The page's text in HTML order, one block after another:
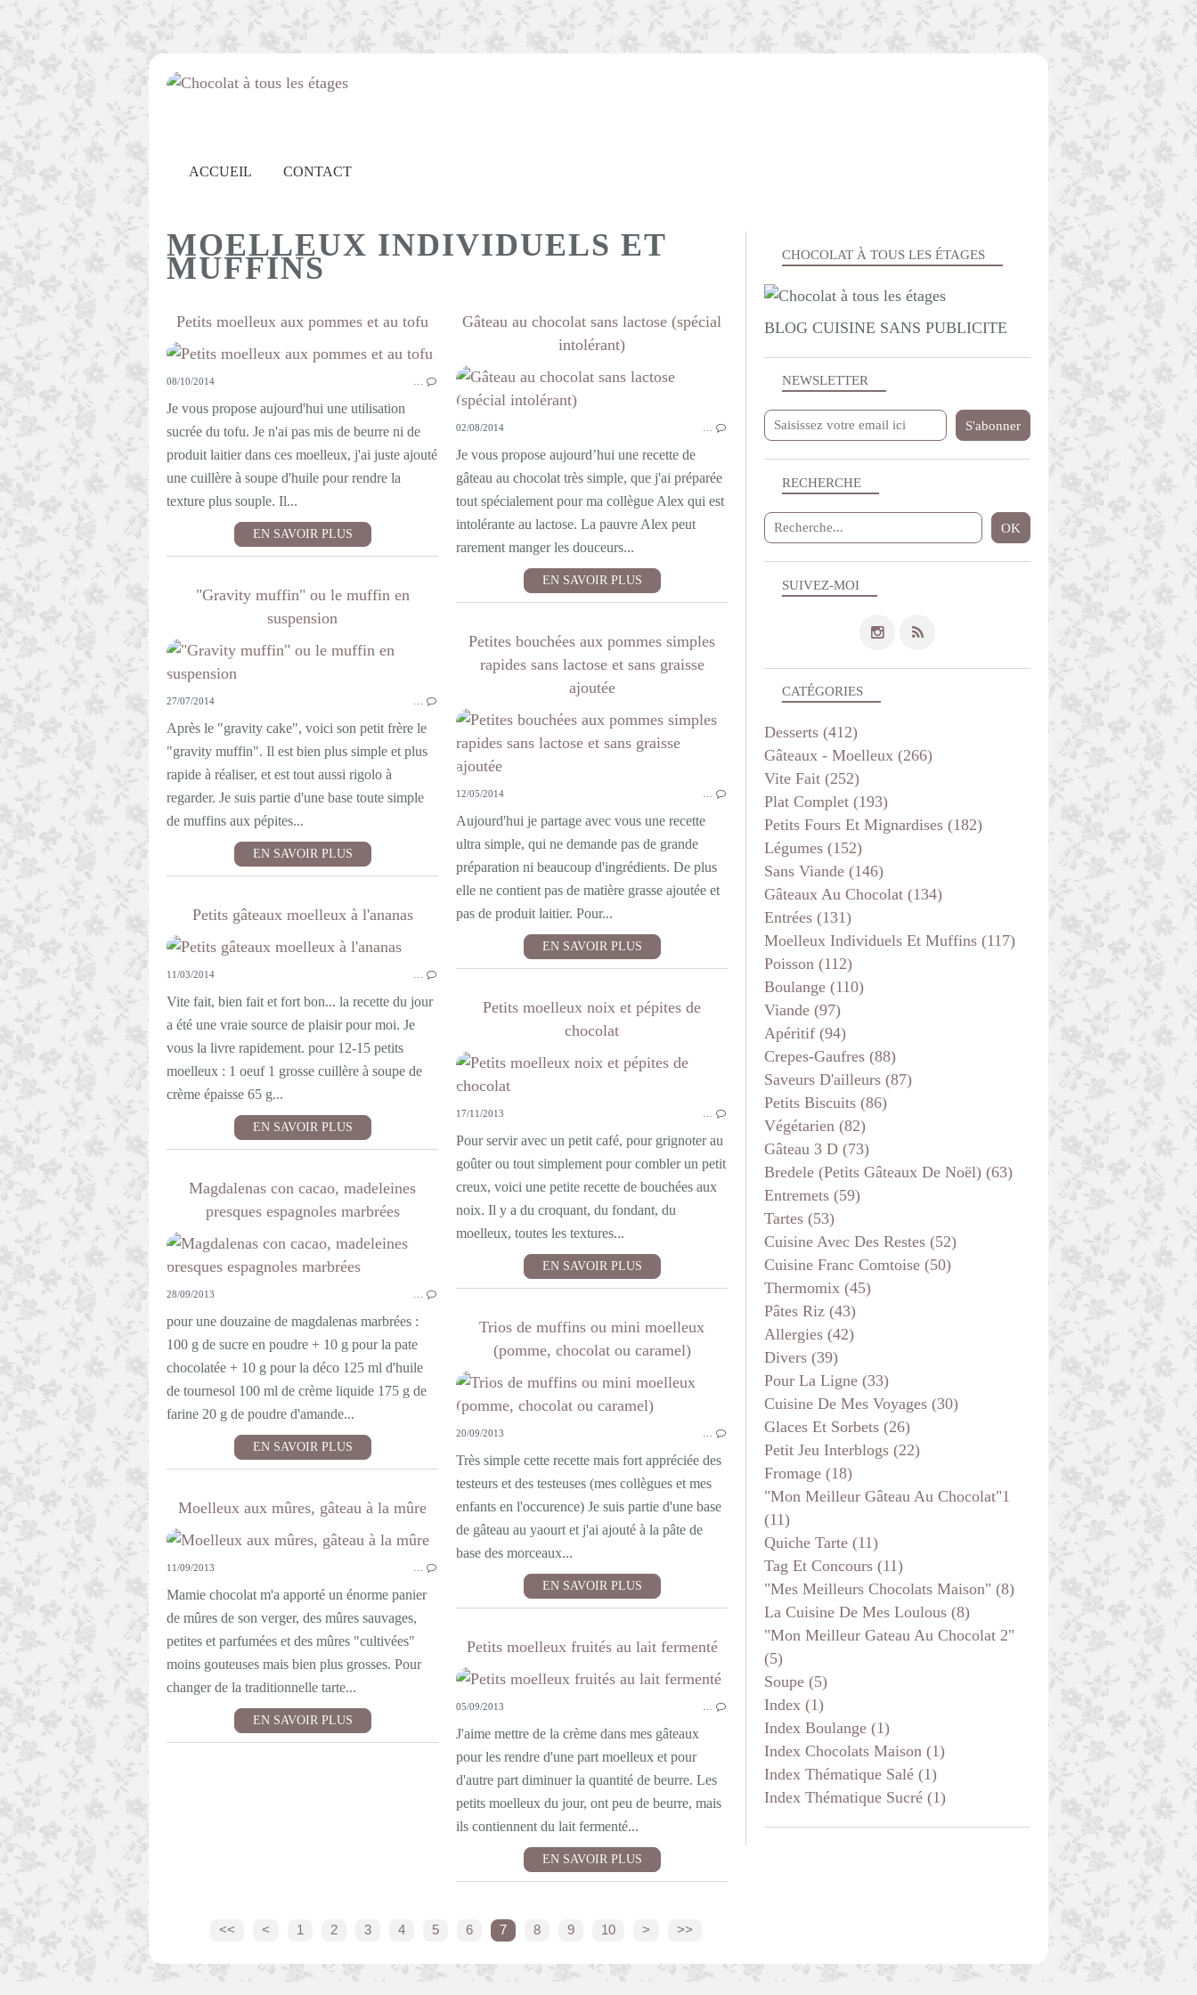
ACCUEIL CONTACT
MOELLEUX INDIVIDUELS ET
MUFFINS
Petits moelleux aux pommes et au tofu
ALLERGIES
08/10/2014
Je vous propose aujourd'hui une utilisation
sucrée du tofu. Je n'ai pas mis de beurre ni de
produit laitier dans ces moelleux, j'ai juste ajouté
une cuillère à soupe d'huile pour rendre la
texture plus souple. Il...
EN SAVOIR PLUS
Gâteau au chocolat sans lactose (spécial
intolérant)
GÂTEAUX - MOELLEUX
GÂTEAUX AU CHOCOLAT
MOELLEUX INDIVIDUELS ET MUFFINS
02/08/2014
Je vous propose aujourd’hui une recette de
gâteau au chocolat très simple, que j'ai préparée
tout spécialement pour ma collègue Alex qui est
intolérante au lactose. La pauvre Alex peut
rarement manger les douceurs...
EN SAVOIR PLUS
"Gravity muffin" ou le muffin en
suspension
GÂTEAU 3 D
27/07/2014
Après le "gravity cake", voici son petit frère le
"gravity muffin". Il est bien plus simple et plus
rapide à réaliser, et est tout aussi rigolo à
regarder. Je suis partie d'une base toute simple
de muffins aux pépites...
EN SAVOIR PLUS
Petites bouchées aux pommes simples
rapides sans lactose et sans graisse
ajoutée
12/05/2014
Aujourd'hui je partage avec vous une recette
ultra simple, qui ne demande pas de grande
préparation ni beaucoup d'ingrédients. De plus
elle ne contient pas de matière grasse ajoutée et
pas de produit laitier. Pour...
EN SAVOIR PLUS
Petits gâteaux moelleux à l'ananas
11/03/2014
Vite fait, bien fait et fort bon... la recette du jour
a été une vraie source de plaisir pour moi. Je
vous la livre rapidement. pour 12-15 petits
moelleux : 1 oeuf 1 grosse cuillère à soupe de
crème épaisse 65 g...
EN SAVOIR PLUS
Petits moelleux noix et pépites de
chocolat
17/11/2013
Pour servir avec un petit café, pour grignoter au
goûter ou tout simplement pour combler un petit
creux, voici une petite recette de bouchées aux
noix. Il y a du croquant, du fondant, du
moelleux, toutes les textures...
EN SAVOIR PLUS
Magdalenas con cacao, madeleines
presques espagnoles marbrées
28/09/2013
pour une douzaine de magdalenas marbrées :
100 g de sucre en poudre + 10 g pour la pate
chocolatée + 10 g pour la déco 125 ml d'huile
de tournesol 100 ml de crème liquide 175 g de
farine 20 g de poudre d'amande...
EN SAVOIR PLUS
Trios de muffins ou mini moelleux
(pomme, chocolat ou caramel)
20/09/2013
Très simple cette recette mais fort appréciée des
testeurs et des testeuses (mes collègues et mes
enfants en l'occurence) Je suis partie d'une base
de gâteau au yaourt et j'ai ajouté à la pâte de
base des morceaux...
EN SAVOIR PLUS
Moelleux aux mûres, gâteau à la mûre
11/09/2013
Mamie chocolat m'a apporté un énorme panier
de mûres de son verger, des mûres sauvages,
petites et parfumées et des mûres "cultivées"
moins gouteuses mais bien plus grosses. Pour
changer de la traditionnelle tarte...
EN SAVOIR PLUS
Petits moelleux fruités au lait fermenté
05/09/2013
J'aime mettre de la crème dans mes gâteaux
pour les rendre d'une part moelleux et pour
d'autre part diminuer la quantité de beurre. Les
petits moelleux du jour, ont peu de beurre, mais
ils contiennent du lait fermenté...
EN SAVOIR PLUS
<< < 1 2 3 4 5 6 7 8 9 10 > >>
NEWSLETTER
SUIVEZ-MOI
RECHERCHE
CHOCOLAT À TOUS LES ÉTAGES
BLOG CUISINE SANS PUBLICITE
CATÉGORIES
Desserts (412)
Gâteaux - Moelleux (266)
Vite Fait (252)
Plat Complet (193)
Petits Fours Et Mignardises (182)
Légumes (152)
Sans Viande (146)
Gâteaux Au Chocolat (134)
Entrées (131)
Moelleux Individuels Et Muffins (117)
Poisson (112)
Boulange (110)
Viande (97)
Apéritif (94)
Crepes-Gaufres (88)
Saveurs D'ailleurs (87)
Petits Biscuits (86)
Végétarien (82)
Gâteau 3 D (73)
Bredele (petits Gâteaux De Noël) (63)
Entremets (59)
Tartes (53)
Cuisine Avec Des Restes (52)
Cuisine Franc Comtoise (50)
Thermomix (45)
Pâtes Riz (43)
Allergies (42)
Divers (39)
Pour La Ligne (33)
Cuisine De Mes Voyages (30)
Glaces Et Sorbets (26)
Petit Jeu Interblogs (22)
Fromage (18)
"mon Meilleur Gâteau Au Chocolat"1
(11)
Quiche Tarte (11)
Tag Et Concours (11)
"mes Meilleurs Chocolats Maison" (8)
La Cuisine De Mes Loulous (8)
"mon Meilleur Gateau Au Chocolat 2"
(5)
Soupe (5)
Index (1)
Index Boulange (1)
Index Chocolats Maison (1)
Index Thématique Salé (1)
Index Thématique Sucré (1)